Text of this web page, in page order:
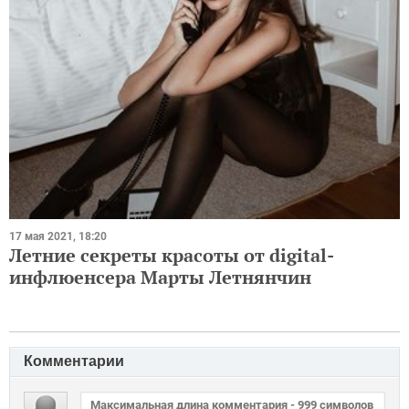
17 мая 2021, 18:20
Летние секреты красоты от digital-
инфлюенсера Марты Летнянчин
Комментарии